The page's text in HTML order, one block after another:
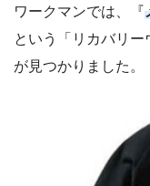
ワークマンでは、『
という「リカバリ
が見つかりました。